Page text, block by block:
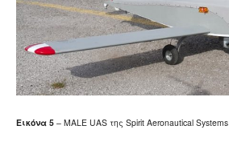
Εικόνα 5 – MALE UAS της Spirit Aeronautical Systems